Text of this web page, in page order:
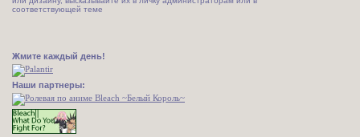
соответствующей теме
Жмите каждый день!
Наши партнеры: